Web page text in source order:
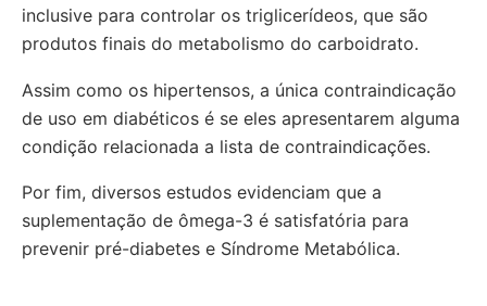
inclusive para controlar os triglicerídeos, que são
produtos finais do metabolismo do carboidrato.
Assim como os hipertensos, a única contraindicação
de uso em diabéticos é se eles apresentarem alguma
condição relacionada a lista de contraindicações.
Por fim, diversos estudos evidenciam que a
suplementação de ômega-3 é satisfatória para
prevenir pré-diabetes e Síndrome Metabólica.